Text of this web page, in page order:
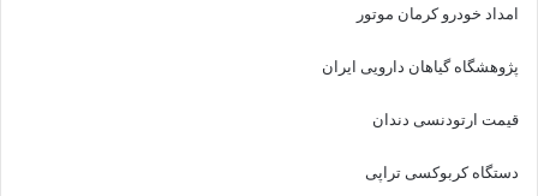
امداد خودرو کرمان موتور
پژوهشگاه گیاهان دارویی ایران
قیمت ارتودنسی دندان
دستگاه کربوکسی تراپی